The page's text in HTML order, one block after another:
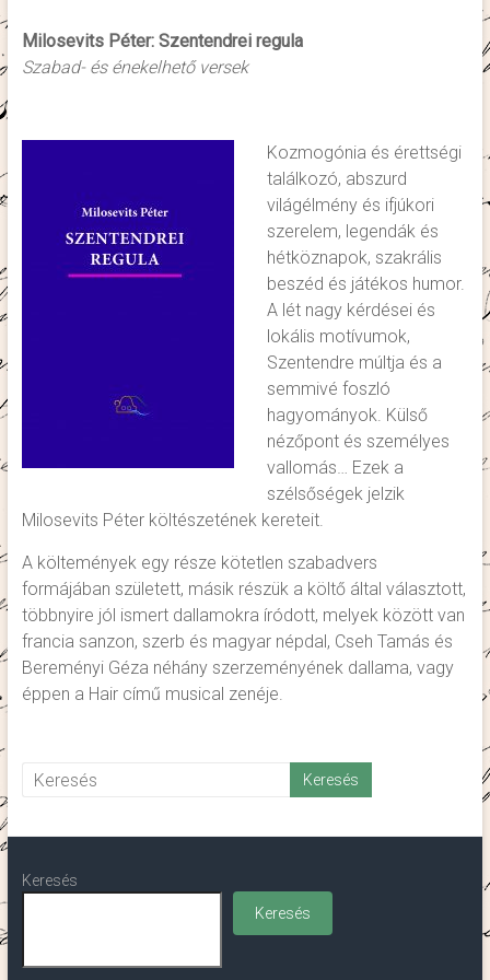
Milosevits Péter: Szentendrei regula
Szabad- és énekelhető versek
Kozmogónia és érettségi
találkozó, abszurd
világélmény és ifjúkori
szerelem, legendák és
hétköznapok, szakrális
beszéd és játékos humor.
A lét nagy kérdései és
lokális motívumok,
Szentendre múltja és a
semmivé foszló
hagyományok. Külső
nézőpont és személyes
vallomás… Ezek a
szélsőségek jelzik
Milosevits Péter költészetének kereteit.
A költemények egy része kötetlen szabadvers
formájában született, másik részük a költő által választott,
többnyire jól ismert dallamokra íródott, melyek között van
francia sanzon, szerb és magyar népdal, Cseh Tamás és
Bereményi Géza néhány szerzeményének dallama, vagy
éppen a Hair című musical zenéje.
Keresés
Keresés